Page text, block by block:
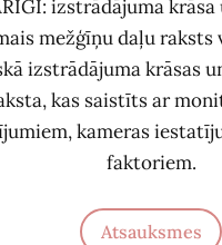
izstrādājuma
mežģīņu daļu
izstrādājuma krāsas
kas saistīts ar
kameras
faktoriem.
Atsauksmes